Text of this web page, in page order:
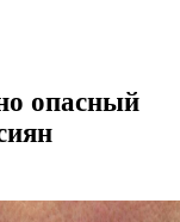
опасный